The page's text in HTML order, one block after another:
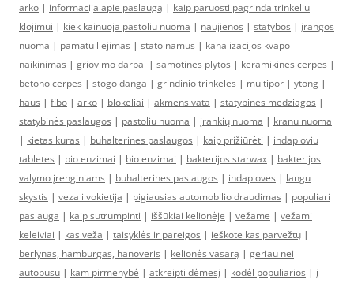
arko | informacija apie paslaugą | kaip paruosti pagrinda trinkeliu
klojimui | kiek kainuoja pastoliu nuoma | naujienos | statybos | įrangos
nuoma | pamatu liejimas | stato namus | kanalizacijos kvapo
naikinimas | griovimo darbai | samotines plytos | keramikines cerpes |
betono cerpes | stogo danga | grindinio trinkeles | multipor | ytong |
haus | fibo | arko | blokeliai | akmens vata | statybines medziagos |
statybinės paslaugos | pastoliu nuoma | įrankių nuoma | kranu nuoma
| kietas kuras | buhalterines paslaugos | kaip prižiūrėti | indaploviu
tabletes | bio enzimai | bio enzimai | bakterijos starwax | bakterijos
valymo įrenginiams | buhalterines paslaugos | indaploves | langu
skystis | veza i vokietija | pigiausias automobilio draudimas | populiari
paslauga | kaip sutrumpinti | iššūkiai kelionėje | vežame | vežami
keleiviai | kas veža | taisyklės ir pareigos | ieškote kas parvežtų |
berlynas, hamburgas, hanoveris | kelionės vasarą | geriau nei
autobusu | kam pirmenybė | atkreipti dėmesį | kodėl populiarios | į